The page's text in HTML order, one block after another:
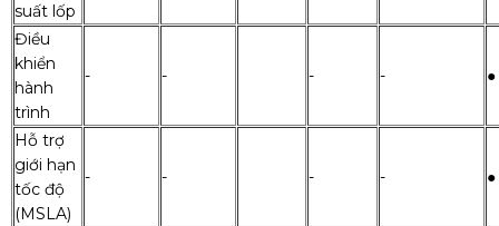
suất lốp
Điều
khiển
hành
trình
- - - - ●
Hỗ trợ
giới hạn
tốc độ
(MSLA)
- - - - ●